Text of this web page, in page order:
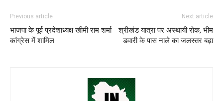
Previous article
भाजपा के पूर्व प्रदेशाध्यक्ष खीमी राम शर्मा
कांग्रेस में शामिल
Next article
श्रीखंड यात्रा पर अस्थायी रोक, भीम
डवारी के पास नाले का जलस्तर बढ़ा